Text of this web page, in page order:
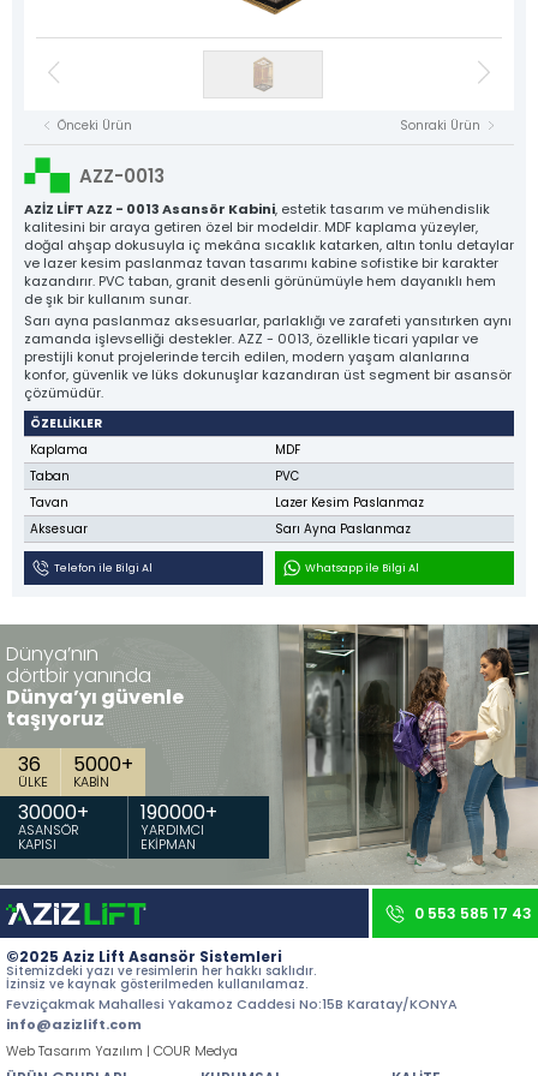
Aziz Lift
The Power Behind Every Lift
KURUMSAL
ÜRÜNLER
ÜRETİM
KALİTE
KATALOG
İLETİŞİM
NYAF Kablolar
Halat Şişeleri
Döküm Ray Tırnakları
Plastik Grubu
Asansör Yedek Parçaları
Aziz Lift'e ait olup izinsiz kullanımı hukuki yaptırıma tabidir.
NYAF Kablolar
Flexible Kablolar
Hız Regülatörü
Gergi Kasnakları
Halat Şişeleri
Döküm Ray Tırnakları
Sac Tırnaklar
Plastik Grubu
Asansör Yedek Parçaları
Tüm Ürünler
İletişim
Önceki Ürün Sonraki Ürün
AZZ-0013
AZİZ LİFT AZZ - 0013 Asansör Kabini, estetik tasarım ve mühendislik
kalitesini bir araya getiren özel bir modeldir. MDF kaplama yüzeyler,
doğal ahşap dokusuyla iç mekâna sıcaklık katarken, altın tonlu detaylar
ve lazer kesim paslanmaz tavan tasarımı kabine sofistike bir karakter
kazandırır. PVC taban, granit desenli görünümüyle hem dayanıklı hem
de şık bir kullanım sunar.
Sarı ayna paslanmaz aksesuarlar, parlaklığı ve zarafeti yansıtırken aynı
zamanda işlevselliği destekler. AZZ - 0013, özellikle ticari yapılar ve
prestijli konut projelerinde tercih edilen, modern yaşam alanlarına
konfor, güvenlik ve lüks dokunuşlar kazandıran üst segment bir asansör
çözümüdür.
ÖZELLİKLER
Kaplama
MDF
Taban
PVC
Tavan
Lazer Kesim Paslanmaz
Aksesuar
Sarı Ayna Paslanmaz
Telefon ile Bilgi Al Whatsapp ile Bilgi Al
Dünya’nın
dörtbir yanında
Dünya’yı güvenle
taşıyoruz
36
ÜLKE
5000+
KABİN
30000+
ASANSÖR
KAPISI
190000+
YARDIMCI
EKİPMAN
0 553 585 17 43
©2025 Aziz Lift Asansör Sistemleri
Sitemizdeki yazı ve resimlerin her hakkı saklıdır.
İzinsiz ve kaynak gösterilmeden kullanılamaz.
Fevziçakmak Mahallesi Yakamoz Caddesi No:15B Karatay/KONYA
info@azizlift.com
Web Tasarım Yazılım | COUR Medya